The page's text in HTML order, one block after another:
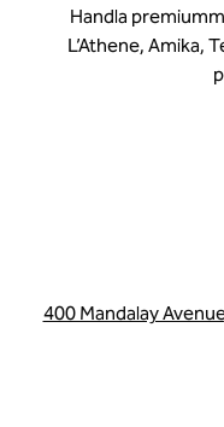
Handla
L’Athene, Amika,